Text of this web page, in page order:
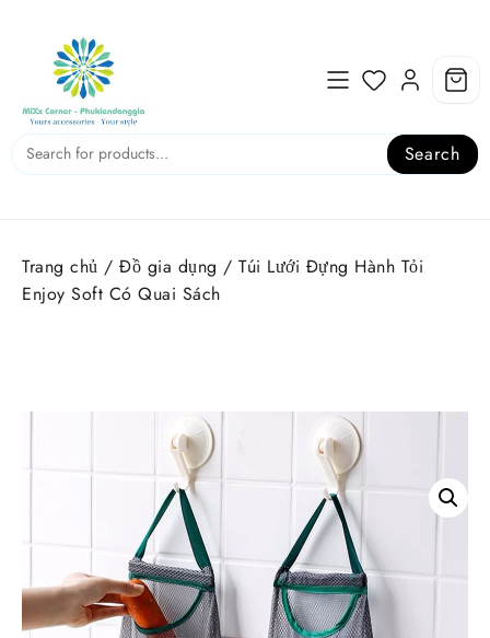
content
Search
Trang chủ / Đồ gia dụng / Túi Lưới Đựng Hành Tỏi
Enjoy Soft Có Quai Sách